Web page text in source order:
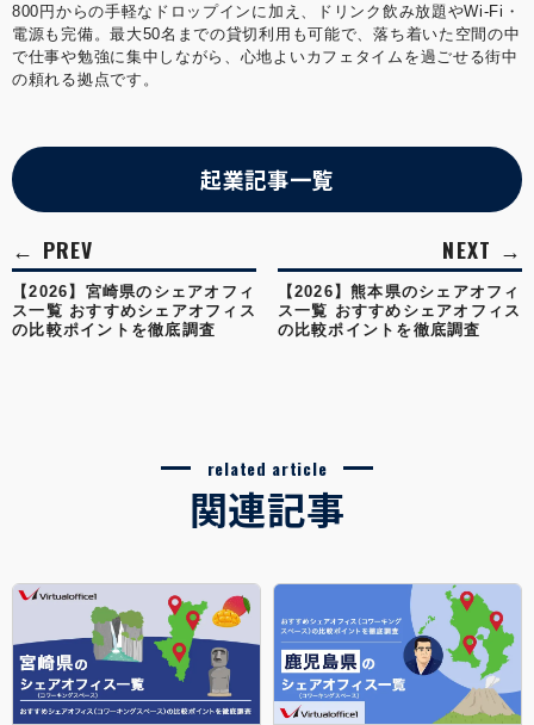
800円からの手軽なドロップインに加え、ドリンク飲み放題やWi-Fi・
電源も完備。最大50名までの貸切利用も可能で、落ち着いた空間の中
で仕事や勉強に集中しながら、心地よいカフェタイムを過ごせる街中
の頼れる拠点です。
起業記事一覧
【2026】宮崎県のシェアオフィ
ス一覧 おすすめシェアオフィス
の比較ポイントを徹底調査
【2026】熊本県のシェアオフィ
ス一覧 おすすめシェアオフィス
の比較ポイントを徹底調査
related article
関連記事